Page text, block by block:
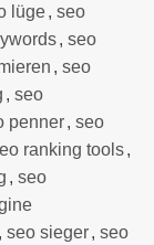
lüge, seo
, seo
, seo
, seo
penner, seo
ranking tools,
, seo
, seo sieger, seo